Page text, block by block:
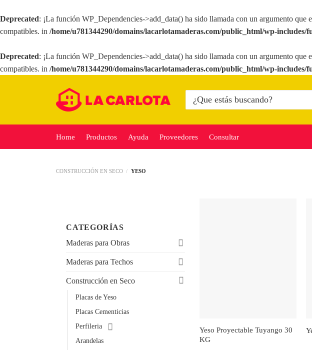
Deprecated: ¡La función WP_Dependencies->add_data() ha sido llamada con un argumento que
compatibles. in /home/u781344290/domains/lacarlotamaderas.com/public_html/wp-includes/
Deprecated: ¡La función WP_Dependencies->add_data() ha sido llamada con un argumento que
compatibles. in /home/u781344290/domains/lacarlotamaderas.com/public_html/wp-includes/
por:
Home Productos Ayuda Proveedores Consultar
CONSTRUCCIÓN EN SECO / YESO
CATEGORÍAS
Maderas para Obras
Maderas para Techos
Construcción en Seco
Placas de Yeso
Placas Cementicias
Perfileria
Arandelas
Yeso Proyectable Tuyango 30
KG